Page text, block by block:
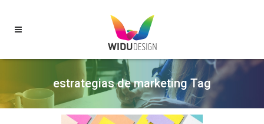
estrategias de marketing Tag